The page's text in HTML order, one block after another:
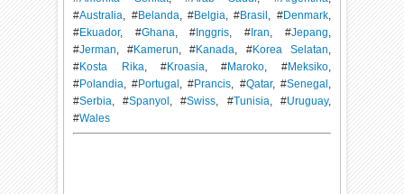
#Australia , #Belanda , #Belgia , #Brasil , #Denmark,
#Ekuador, #Ghana , #Inggris , #Iran , #Jepang
#Jerman , #Kamerun , #Kanada , #Korea Selatan
#Kosta Rika , #Kroasia , #Maroko , #Meksiko,
#Polandia , #Portugal , #Prancis , #Qatar, #Senegal
#Serbia , #Spanyol , #Swiss , #Tunisia , #Uruguay,
#Wales